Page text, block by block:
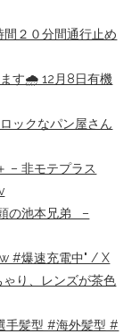
２０分間通行止め
す🌧️ 12月8日有機
ックなパン屋さん
– 非モテプラス
の池本兄弟 ‍ ‍ –
#爆速充電中" / X
り、レンズが茶色
手髪型 #海外髪型 #